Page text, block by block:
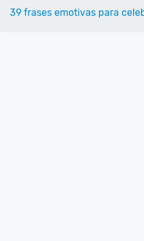
39 frases emotivas para